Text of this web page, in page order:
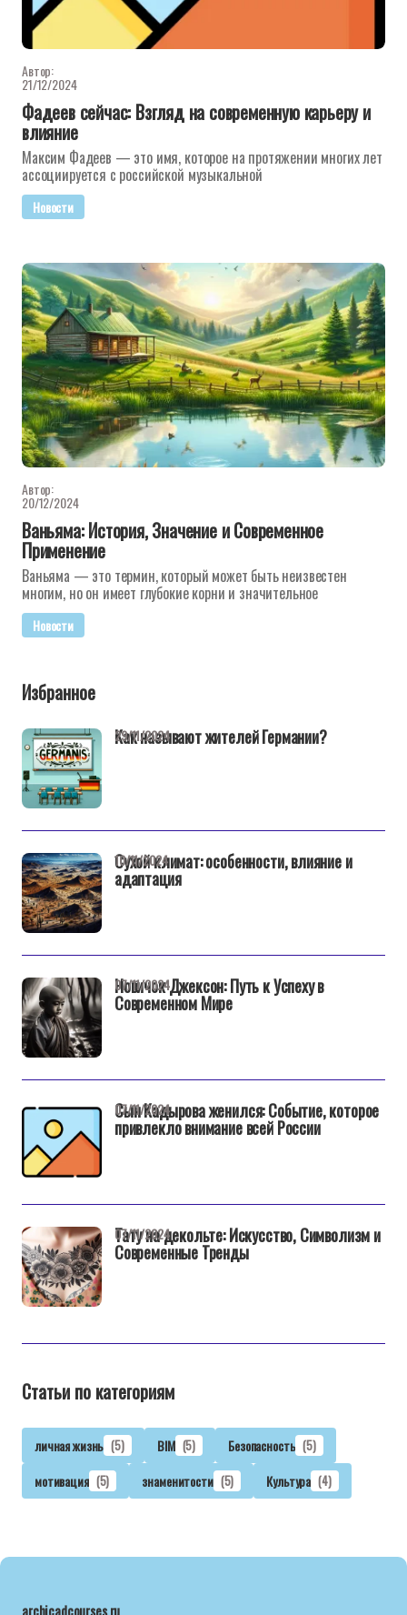
Автор:
21/12/2024
Фадеев сейчас: Взгляд на современную карьеру и
влияние
Максим Фадеев — это имя, которое на протяжении многих лет
ассоциируется с российской музыкальной
Новости
Автор:
20/12/2024
Ваньяма: История, Значение и Современное
Применение
Ваньяма — это термин, который может быть неизвестен
многим, но он имеет глубокие корни и значительное
Новости
Избранное
Как называют жителей Германии?
29/11/2024
Сухой климат: особенности, влияние и
адаптация
10/11/2024
Новичок Джексон: Путь к Успеху в
Современном Мире
07/11/2024
Сын Кадырова женился: Событие, которое
привлекло внимание всей России
07/11/2024
Тату на декольте: Искусство, Символизм и
Современные Тренды
07/11/2024
Статьи по категориям
личная жизнь (5) BIM (5) Безопасность (5)
мотивация (5) знаменитости (5) Культура (4)
archicadcourses.ru